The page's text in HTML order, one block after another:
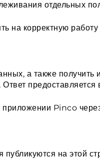
отдельных
на корректную
а также
предоставляется
Pinco
на этой